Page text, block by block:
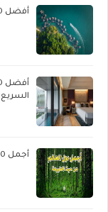
أفضل 10 فنادق في ماليزيا على البحر - دليلك السريع
السريع
أجمل 10 دول في العالم من حيث الطبيعة